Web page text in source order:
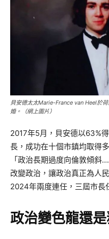
貝安德太太Marie-France van Heel於
婚。（網上圖片）
2017年5月，貝安德以63%
長，成功在十個市鎮均取得
「政治長期過度向倫敦傾斜
改變政治，讓政治真正為人
2024年兩度連任，三屆市長
政治變色龍還